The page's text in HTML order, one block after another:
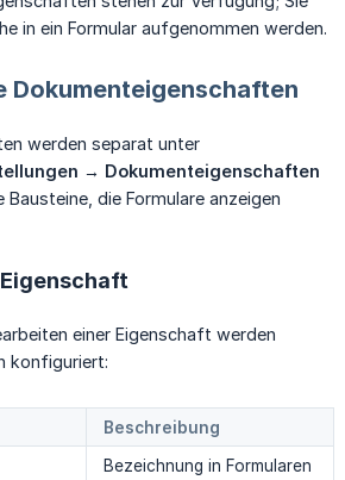
in ein Formular aufgenommen werden.
Dokumenteigenschaften
werden separat unter
→ Dokumenteigenschaften
die Formulare anzeigen
einer Eigenschaft werden
konfiguriert:
Beschreibung
Bezeichnung in Formularen